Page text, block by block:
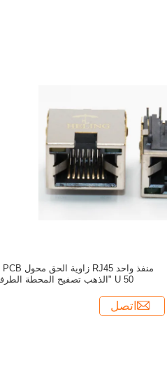
50 U "الذهب تصفيح المحطة الطرفية
اتصل